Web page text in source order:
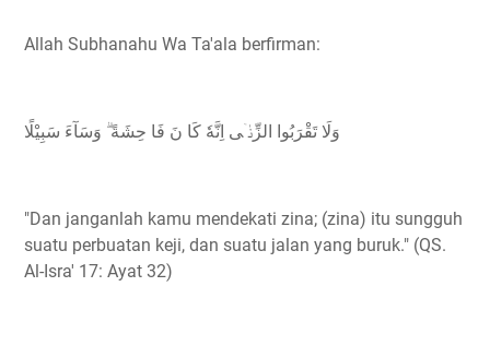
Allah Subhanahu Wa Ta'ala berfirman:
وَلَا تَقْرَبُوا الزِّنٰۤى اِنَّهٗ كَا نَ فَا حِشَةً ۗ وَسَآءَ سَبِيْلًا
"Dan janganlah kamu mendekati zina; (zina) itu sungguh
suatu perbuatan keji, dan suatu jalan yang buruk." (QS.
Al-Isra' 17: Ayat 32)